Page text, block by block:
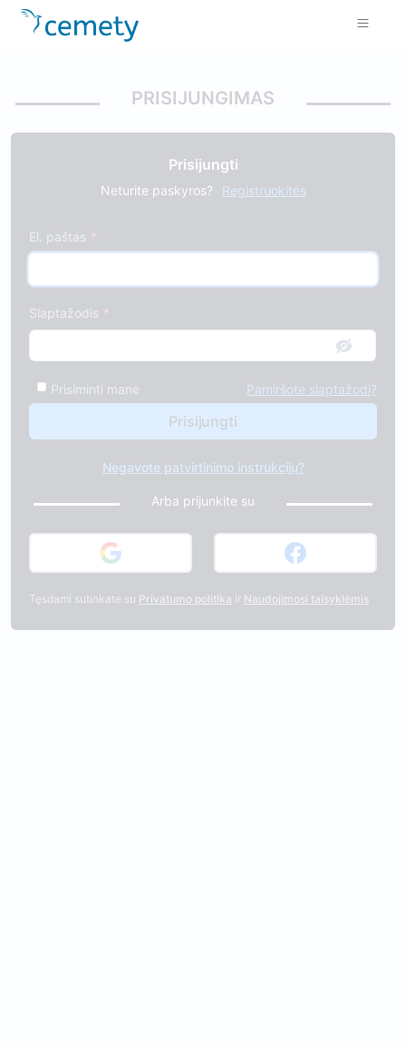
PRISIJUNGIMAS
Prisijungti
Neturite paskyros? Registruokitės
El. paštas
Slaptažodis
Prisiminti mane Pamiršote slaptažodį?
Negavote patvirtinimo instrukcijų?
Arba prijunkite su
Tęsdami sutinkate su Privatumo politika ir Naudojimosi taisyklėmis